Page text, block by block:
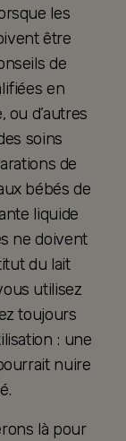
les
être
de
en
d’autres
soins
de
bébés de
liquide
ne doivent
du lait
utilisez
toujours
: une
nuire
là pour